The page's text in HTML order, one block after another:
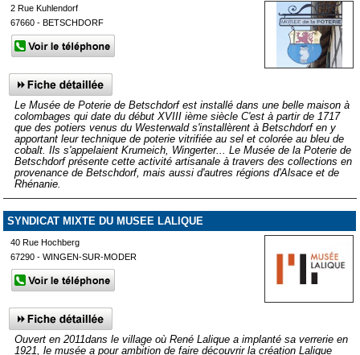
2 Rue Kuhlendorf
67660 - BETSCHDORF
Le Musée de Poterie de Betschdorf est installé dans une belle maison à
colombages qui date du début XVIII ième siècle C'est à partir de 1717
que des potiers venus du Westerwald s'installèrent à Betschdorf en y
apportant leur technique de poterie vitrifiée au sel et colorée au bleu de
cobalt. Ils s'appelaient Krumeich, Wingerter... Le Musée de la Poterie de
Betschdorf présente cette activité artisanale à travers des collections en
provenance de Betschdorf, mais aussi d'autres régions d'Alsace et de
Rhénanie.
SYNDICAT MIXTE DU MUSEE LALIQUE
40 Rue Hochberg
67290 - WINGEN-SUR-MODER
Ouvert en 2011dans le village où René Lalique a implanté sa verrerie en
1921, le musée a pour ambition de faire découvrir la création Lalique